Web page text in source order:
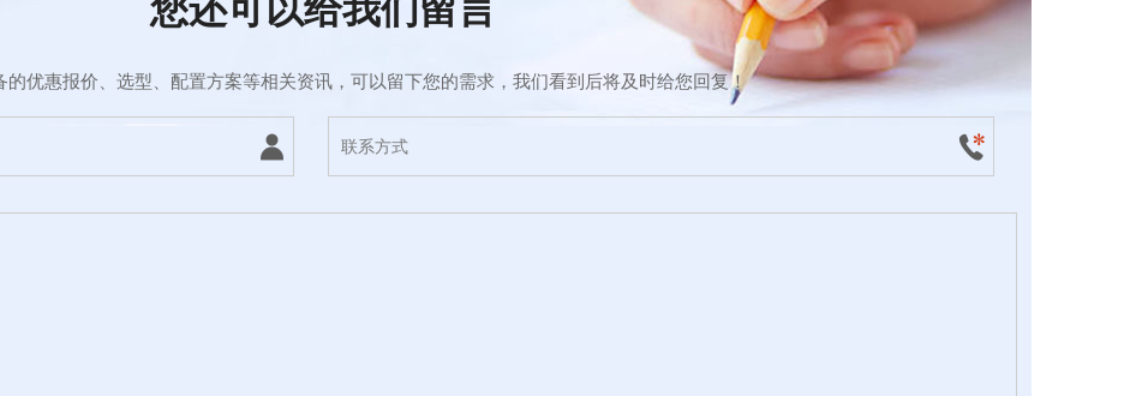
您还可以给我们留言
的优惠报价、选型、配置方案等相关资讯，可以留下您的需求，我们看到后将及时给您回复！